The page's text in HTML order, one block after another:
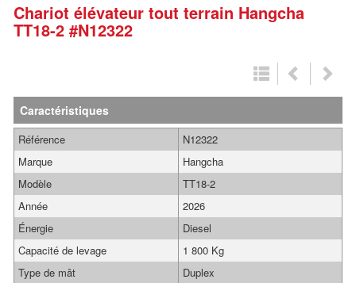
Chariot élévateur tout terrain Hangcha
TT18-2 #N12322
Caractéristiques
Référence
N12322
Marque
Hangcha
Modèle
TT18-2
Année
2026
Énergie
Diesel
Capacité de levage
1 800 Kg
Type de mât
Duplex